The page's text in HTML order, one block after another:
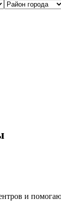
и